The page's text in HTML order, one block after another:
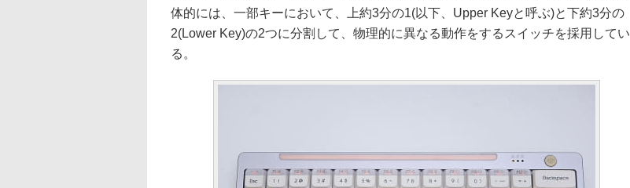
体的には、一部キーにおいて、上約3分の1(以下、Upper Keyと呼ぶ)と下約3分の
2(Lower Key)の2つに分割して、物理的に異なる動作をするスイッチを採用してい
る。